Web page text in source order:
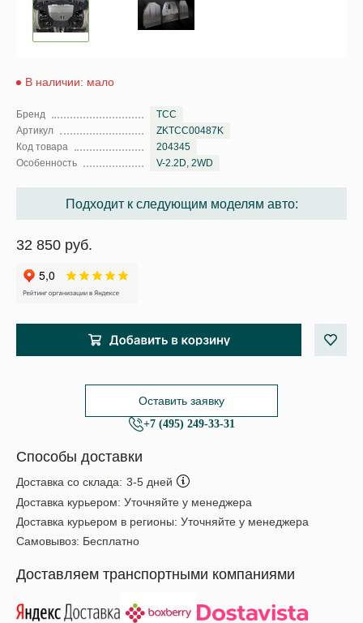
В наличии: мало
Бренд
TCC
Артикул
ZKTCC00487K
Код товара
204345
Особенность
V-2.2D, 2WD
Подходит к следующим моделям авто:
32 850 руб.
Оставить заявку
+7 (495) 249-33-31
Способы доставки
Доставка со склада: 3-5 дней
Доставка курьером: Уточняйте у менеджера
Доставка курьером в регионы: Уточняйте у менеджера
Самовывоз: Бесплатно
Доставляем транспортными компаниями